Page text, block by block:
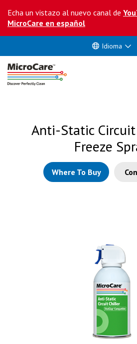
Echa un vistazo al nuevo canal de
MicroCare en español
Idioma
Anti-Static
Freeze
Where To Buy